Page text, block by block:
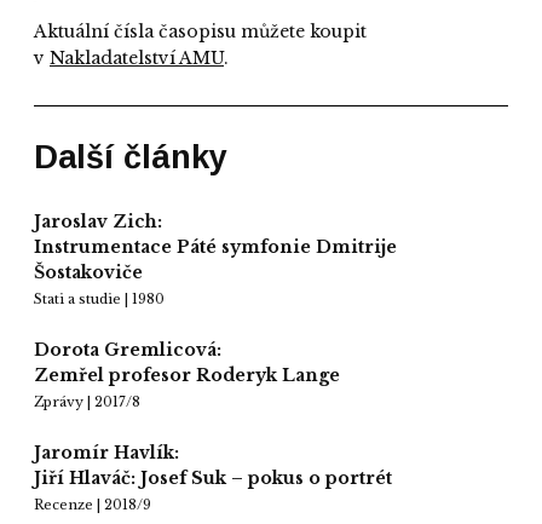
Aktuální čísla časopisu můžete koupit
v Nakladatelství AMU.
Další články
Jaroslav Zich:
Instrumentace Páté symfonie Dmitrije
Šostakoviče
Stati a studie | 1980
Dorota Gremlicová:
Zemřel profesor Roderyk Lange
Zprávy | 2017/8
Jaromír Havlík:
Jiří Hlaváč: Josef Suk – pokus o portrét
Recenze | 2018/9